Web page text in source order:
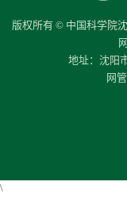
版权所有 © 中国科学院
地址：沈阳
网管
\